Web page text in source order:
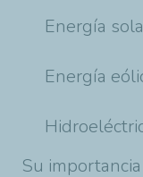
Energía
Energía
Su